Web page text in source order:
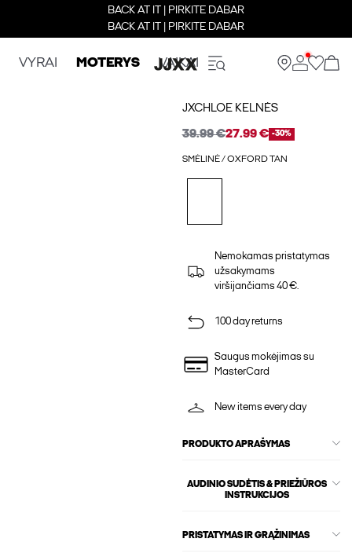
BACK AT IT | PIRKITE DABAR
BACK AT IT | PIRKITE DABAR
VYRAI MOTERYS VAIKAI
JXCHLOE KELNĖS
39.99 €27.99 € -30%
SMĖLINĖ / OXFORD TAN
Nemokamas pristatymas
užsakymams
viršijančiams 40 €.
100 day returns
Saugus mokėjimas su
MasterCard
New items every day
PRODUKTO APRAŠYMAS
AUDINIO SUDĖTIS & PRIEŽIŪROS
INSTRUKCIJOS
PRISTATYMAS IR GRĄŽINIMAS